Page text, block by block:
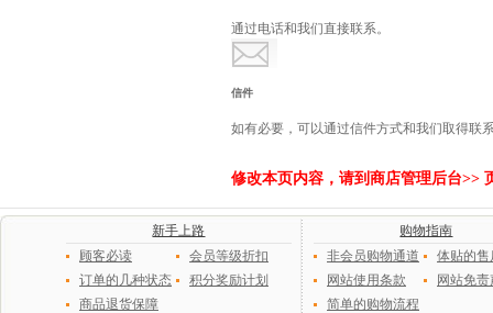
通过电话和我们直接联系。
信件
如有必要，可以通过信件方式和我们取得联
修改本页内容，请到 商店管理后台>>
新手上路
顾客必读
会员等级折扣
订单的几种状态
积分奖励计划
商品退货保障
购物指南
非会员购物通道
体贴的售
网站使用条款
网站免责
简单的购物流程